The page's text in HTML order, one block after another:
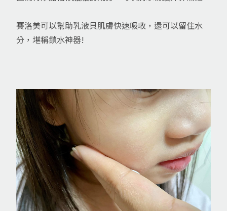
賽洛美可以幫助乳液貝肌膚快速吸收，還可以留住水
分，堪稱鎖水神器!